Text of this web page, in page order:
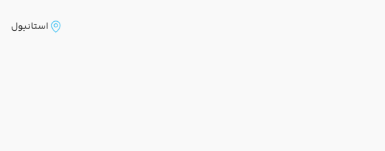
استانبول